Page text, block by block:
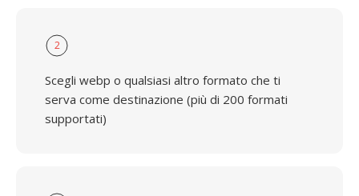
2
Scegli webp o qualsiasi altro formato che ti
serva come destinazione (più di 200 formati
supportati)